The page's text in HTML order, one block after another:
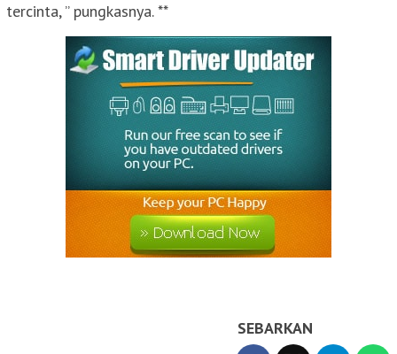
tercinta, ” pungkasnya. **
SEBARKAN